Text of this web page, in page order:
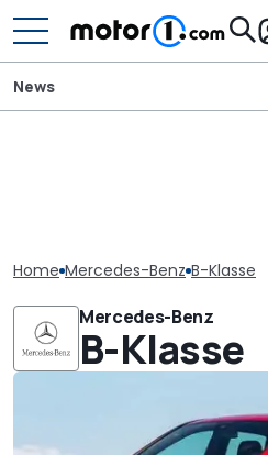
News
Home Mercedes-Benz B-Klasse
Mercedes-Benz
B-Klasse